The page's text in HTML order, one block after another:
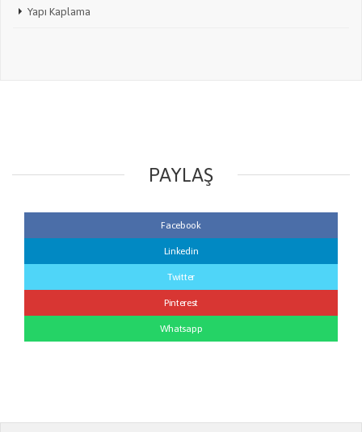
Yapı Kaplama
PAYLAŞ
Facebook
Linkedin
Twitter
Pinterest
Whatsapp